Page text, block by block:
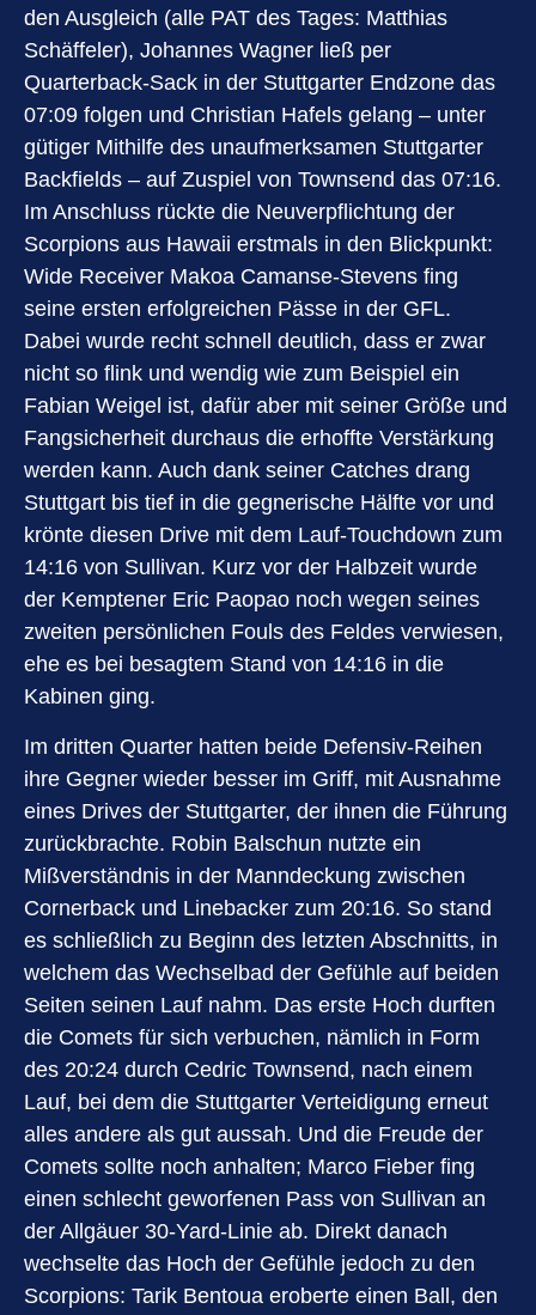
den Ausgleich (alle PAT des Tages: Matthias
Schäffeler), Johannes Wagner ließ per
Quarterback-Sack in der Stuttgarter Endzone das
07:09 folgen und Christian Hafels gelang – unter
gütiger Mithilfe des unaufmerksamen Stuttgarter
Backfields – auf Zuspiel von Townsend das 07:16.
Im Anschluss rückte die Neuverpflichtung der
Scorpions aus Hawaii erstmals in den Blickpunkt:
Wide Receiver Makoa Camanse-Stevens fing
seine ersten erfolgreichen Pässe in der GFL.
Dabei wurde recht schnell deutlich, dass er zwar
nicht so flink und wendig wie zum Beispiel ein
Fabian Weigel ist, dafür aber mit seiner Größe und
Fangsicherheit durchaus die erhoffte Verstärkung
werden kann. Auch dank seiner Catches drang
Stuttgart bis tief in die gegnerische Hälfte vor und
krönte diesen Drive mit dem Lauf-Touchdown zum
14:16 von Sullivan. Kurz vor der Halbzeit wurde
der Kemptener Eric Paopao noch wegen seines
zweiten persönlichen Fouls des Feldes verwiesen,
ehe es bei besagtem Stand von 14:16 in die
Kabinen ging.
Im dritten Quarter hatten beide Defensiv-Reihen
ihre Gegner wieder besser im Griff, mit Ausnahme
eines Drives der Stuttgarter, der ihnen die Führung
zurückbrachte. Robin Balschun nutzte ein
Mißverständnis in der Manndeckung zwischen
Cornerback und Linebacker zum 20:16. So stand
es schließlich zu Beginn des letzten Abschnitts, in
welchem das Wechselbad der Gefühle auf beiden
Seiten seinen Lauf nahm. Das erste Hoch durften
die Comets für sich verbuchen, nämlich in Form
des 20:24 durch Cedric Townsend, nach einem
Lauf, bei dem die Stuttgarter Verteidigung erneut
alles andere als gut aussah. Und die Freude der
Comets sollte noch anhalten; Marco Fieber fing
einen schlecht geworfenen Pass von Sullivan an
der Allgäuer 30-Yard-Linie ab. Direkt danach
wechselte das Hoch der Gefühle jedoch zu den
Scorpions: Tarik Bentoua eroberte einen Ball, den